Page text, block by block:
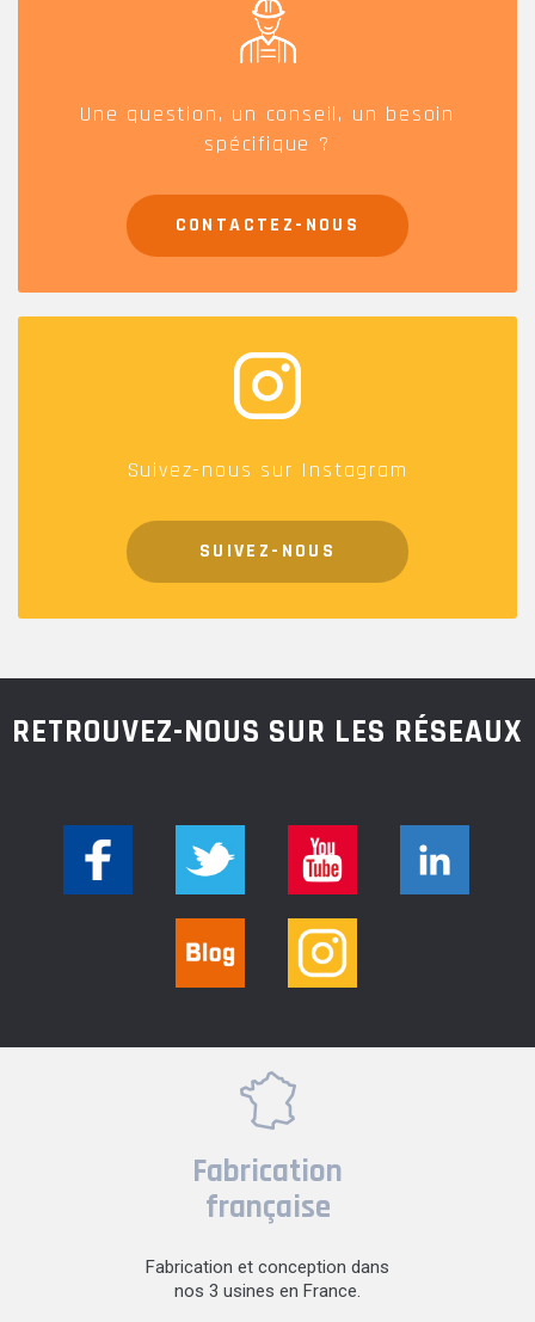
Une question, un conseil, un besoin
spécifique ?
CONTACTEZ-NOUS
Suivez-nous sur Instagram
SUIVEZ-NOUS
RETROUVEZ-NOUS SUR LES RÉSEAUX
Fabrication
française
Fabrication et conception dans
nos 3 usines en France.